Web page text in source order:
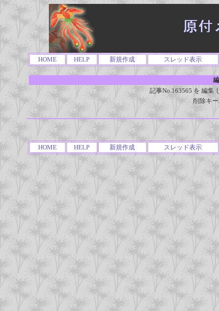
HOME HELP 新規作成 スレッド表示
記事No.163565 を 編集
削除キ
HOME HELP 新規作成 スレッド表示